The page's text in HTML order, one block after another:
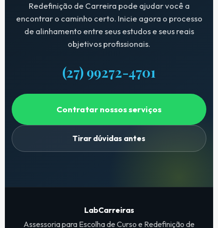
Redefinição de Carreira pode ajudar você a
encontrar o caminho certo. Inicie agora o processo
de alinhamento entre seus estudos e seus reais
objetivos profissionais.
(27) 99272-4701
Contratar nossos serviços
Tirar dúvidas antes
LabCarreiras
Assessoria para Escolha de Curso e Redefinição de